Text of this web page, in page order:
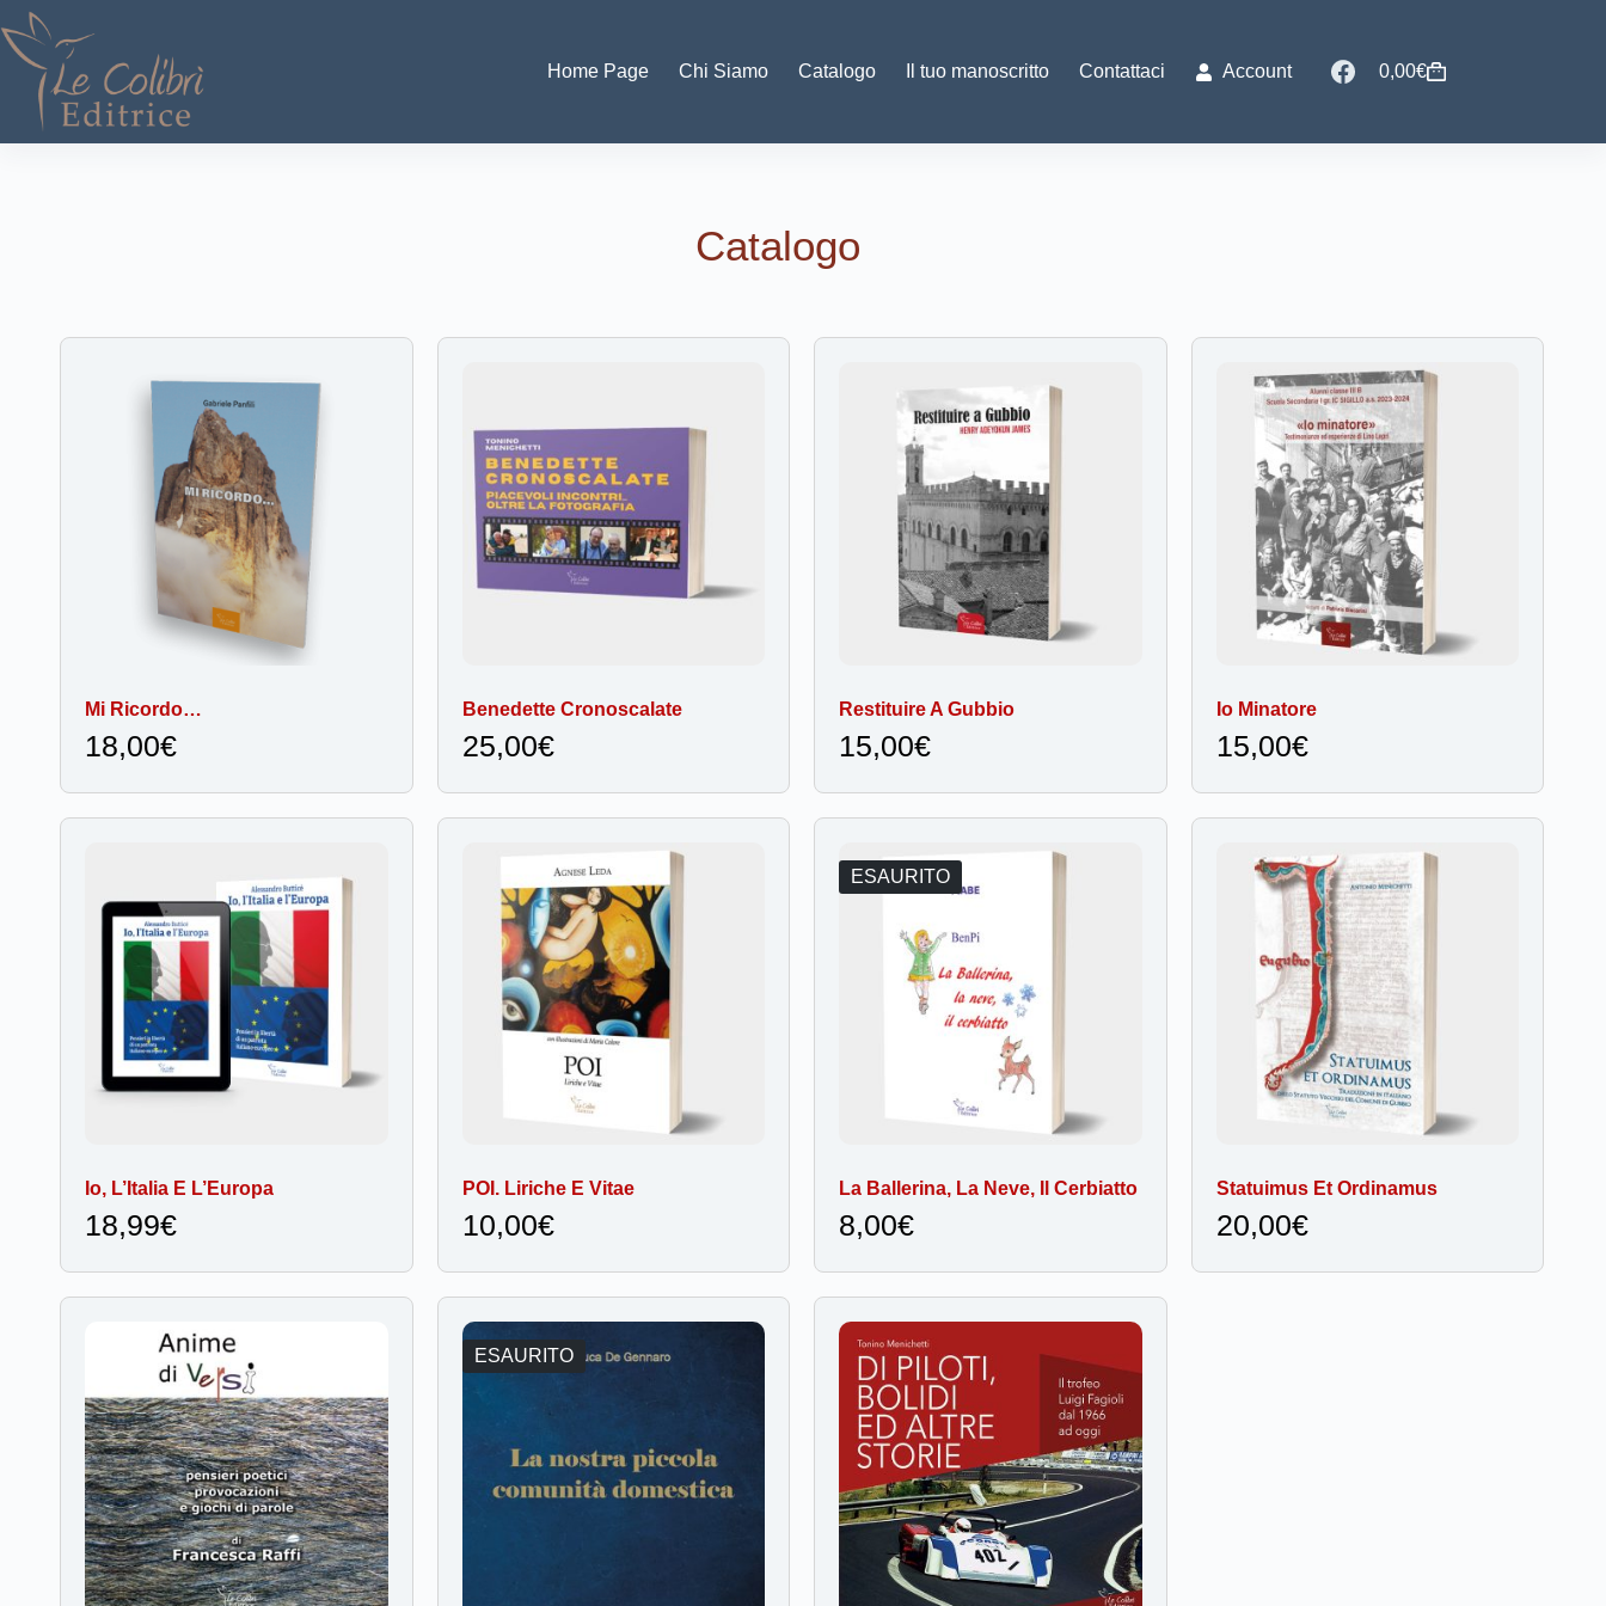
Home Page Chi Siamo Catalogo Il tuo manoscritto Contattaci Account 0,00€
Catalogo
Mi Ricordo…
18,00€
Benedette Cronoscalate
25,00€
Restituire A Gubbio
15,00€
Io Minatore
15,00€
Io, L’Italia E L’Europa
18,99€
POI. Liriche E Vitae
10,00€
ESAURITO
La Ballerina, La Neve, Il Cerbiatto
8,00€
Statuimus Et Ordinamus
20,00€
ESAURITO